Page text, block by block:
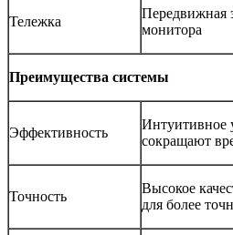
Тележка
Передвижная
монитора
Преимущества системы
Эффективность
Интуитивное
сокращают
Точность
Высокое
для более